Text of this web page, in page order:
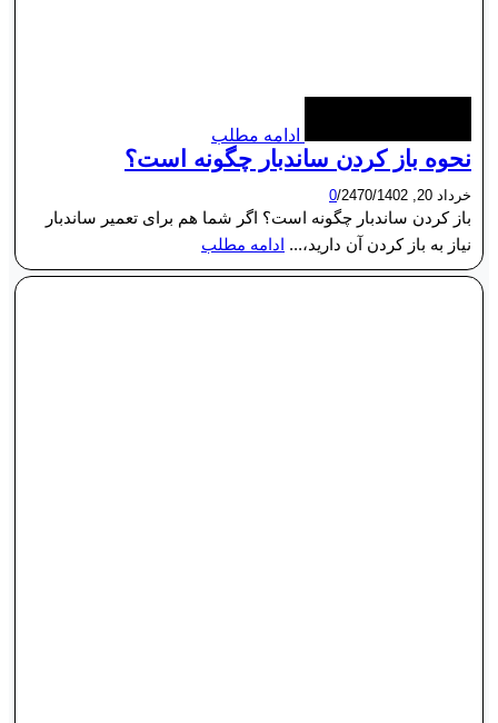
ادامه مطلب
نحوه باز کردن ساندبار چگونه است؟
خرداد 20, 1402 /
2470
/
0
باز کردن ساندبار چگونه است؟ اگر شما هم برای تعمیر ساندبار
نیاز به باز کردن آن دارید،... ادامه مطلب